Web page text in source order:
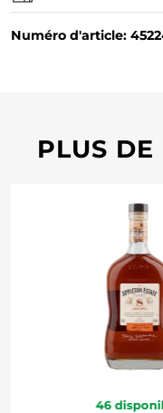
Numéro d'article:
PLUS DE
46